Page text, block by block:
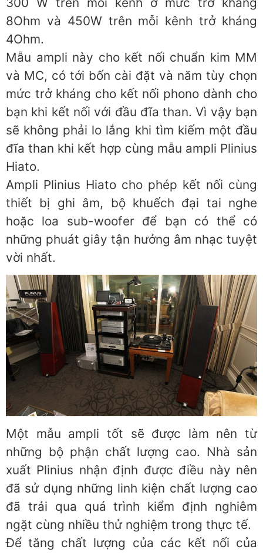
8Ohm và 450W trên mỗi kênh trở kháng
4Ohm.
Mẫu ampli này cho kết nối chuẩn kim MM
và MC, có tới bốn cài đặt và năm tùy chọn
mức trở kháng cho kết nối phono dành cho
bạn khi kết nối với đầu đĩa than. Vì vậy bạn
sẽ không phải lo lắng khi tìm kiếm một đầu
đĩa than khi kết hợp cùng mẫu ampli Plinius
Hiato.
Ampli Plinius Hiato cho phép kết nối cùng
thiết bị ghi âm, bộ khuếch đại tai nghe
hoặc loa sub-woofer để bạn có thể có
những phuát giây tận hưởng âm nhạc tuyệt
vời nhất.
Một mẫu ampli tốt sẽ được làm nên từ
những bộ phận chất lượng cao. Nhà sản
xuất Plinius nhận định được điều này nên
đã sử dụng những linh kiện chất lượng cao
đã trải qua quá trình kiểm định nghiêm
ngặt cùng nhiều thử nghiệm trong thực tế.
Để tăng chất lượng của các kết nối của